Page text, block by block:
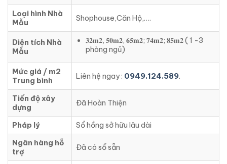
Loại hình Nhà
Mẫu
Shophouse,Căn Hộ,….
Diện tích Nhà
Mẫu
𝟑𝟐𝐦𝟐, 𝟓𝟎𝐦𝟐, 𝟔𝟓𝐦𝟐; 𝟕𝟒𝐦𝟐; 𝟖𝟓𝐦𝟐 ( 1 -3
phòng ngủ)
Mức giá / m2
Trung bình
Liên hệ ngay : 0949.124.589.
Tiến độ xây
dựng
Đã Hoàn Thiện
Pháp lý
Sổ hồng sở hữu lâu dài
Ngân hàng hỗ
trợ
Đã có sổ sẵn